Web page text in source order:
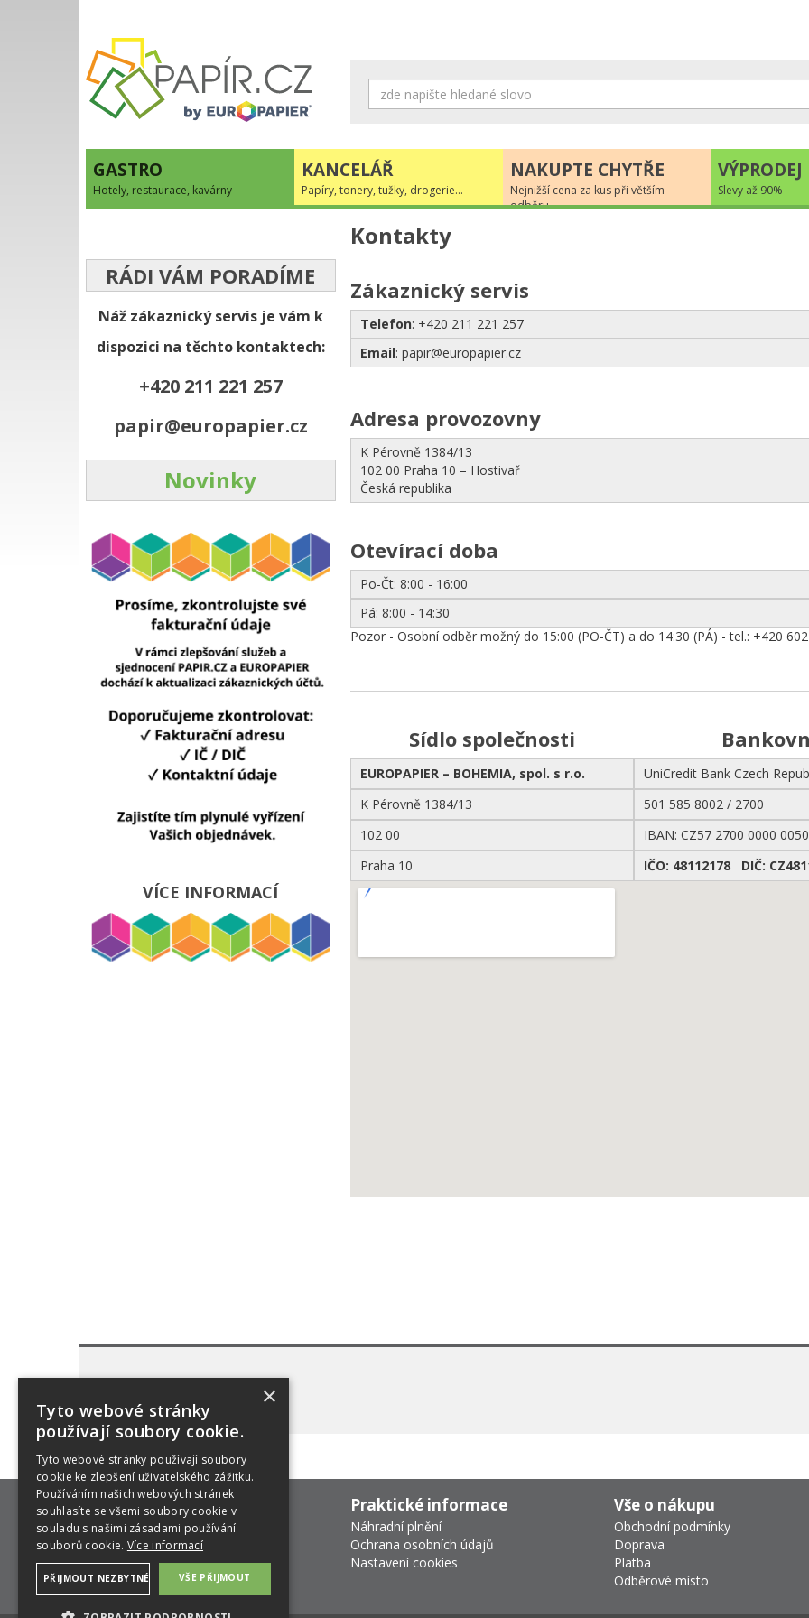
GASTRO
Hotely, restaurace, kavárny
KANCELÁŘ
Papíry, tonery, tužky, drogerie...
NAKUPTE CHYTŘE
Nejnižší cena za kus při větším
odběru
VÝPRODEJ
Slevy až 90%
Kontakty
Zákaznický servis
Telefon: +420 211 221 257
Email: papir@europapier.cz
Adresa provozovny
K Pérovně 1384/13
102 00 Praha 10 – Hostivař
Česká republika
Otevírací doba
Po-Čt: 8:00 - 16:00
Pá: 8:00 - 14:30
Pozor - Osobní odběr možný do 15:00 (PO-ČT) a do 14:30 (PÁ) - tel.: +420
Sídlo společnosti
EUROPAPIER – BOHEMIA, spol. s r.o.
K Pérovně 1384/13
102 00
Praha 10
UniCredit Bank Czech
501 585 8002 / 2700
IBAN: CZ57 2700 0000
IČO: 48112178 DIČ:
RÁDI VÁM PORADÍME
Náž zákaznický servis je vám k
dispozici na těchto kontaktech:
+420 211 221 257
papir@europapier.cz
Novinky
VÍCE INFORMACÍ
Vše o nákupu
Obchodní podmínky
Doprava
Platba
Odběrové místo
Praktické informace
Náhradní plnění
Ochrana osobních údajů
Nastavení cookies
×
Tyto webové stránky
používají soubory cookie.
Tyto webové stránky používají soubory
cookie ke zlepšení uživatelského zážitku.
Používáním našich webových stránek
souhlasíte se všemi soubory cookie v
souladu s našimi zásadami používání
souborů cookie. Více informací
VŠE PŘIJMOUT
PŘIJMOUT NEZBYTNÉ